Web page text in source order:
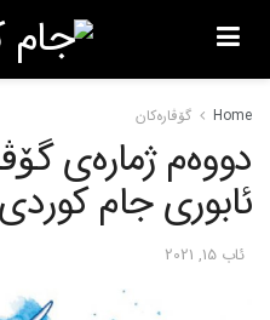
Home گۆڤاره‌کان
دووەم ژمارەی
ئابوری جام کوردی
ئاب 15, 2021